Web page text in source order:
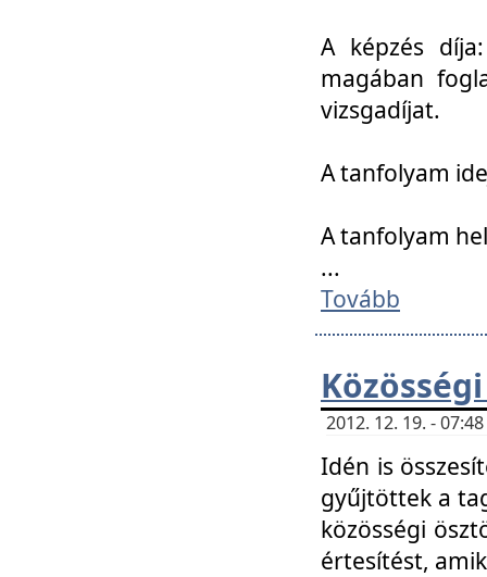
A képzés
magában
vizsgadíjat.
A tanfolyam
A tanfolyam
...
Tovább
2012. 12. 19. -
Idén is
gyűjtöttek a
közösségi
értesítést,